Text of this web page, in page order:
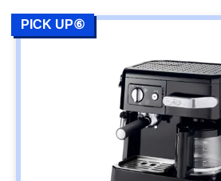
PICK UP⑥